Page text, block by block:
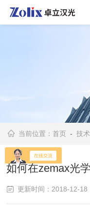
当前位置：首页 -技
如何在zemax光
更新时间：2018-12-18